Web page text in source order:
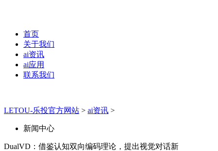
首页
关于我们
ai资讯
ai应用
联系我们
LETOU-乐投官方网站 > ai资讯 >
新闻中心
DualVD：借鉴认知双向编码理论，提出视觉对话新